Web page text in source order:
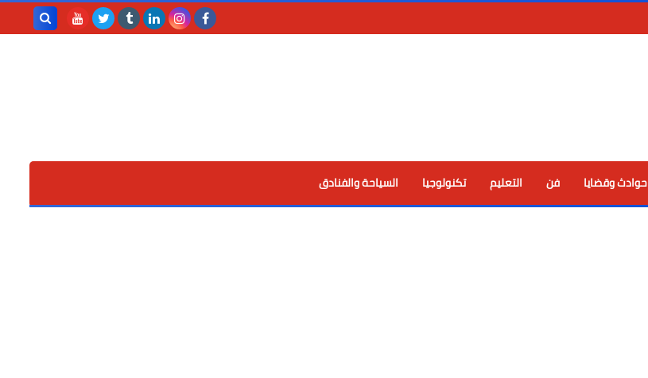
حوادث وقضايا فن التعليم تكنولوجيا السياحة والفنادق